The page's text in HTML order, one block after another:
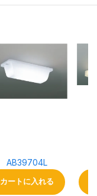
AB39704L
カートに入れる